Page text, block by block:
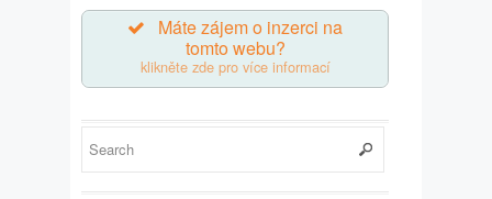
Máte zájem o inzerci na
tomto webu?
klikněte zde pro více informací